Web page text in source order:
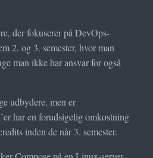
der fokuserer på DevOps-
2. og 3. semester, hvor man
man ikke har ansvar for også
udbydere, men er
har en forudsigelig omkostning
inden de når 3. semester.